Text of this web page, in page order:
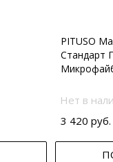
PITUSO
Стандарт
Нет в
3 420 руб.